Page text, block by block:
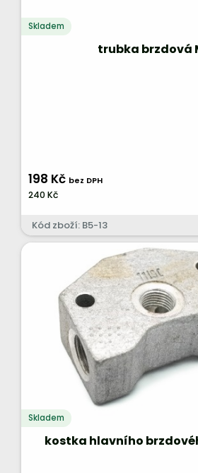
Skladem
trubka brzdová
198 Kč bez DPH
240 Kč
Kód zboží: B5-13
Skladem
kostka hlavního